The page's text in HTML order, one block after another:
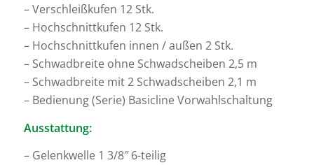
– Verschleißkufen 12 Stk.
– Hochschnittkufen 12 Stk.
– Hochschnittkufen innen / außen 2 Stk.
– Schwadbreite ohne Schwadscheiben 2,5 m
– Schwadbreite mit 2 Schwadscheiben 2,1 m
– Bedienung (Serie) Basicline Vorwahlschaltung
Ausstattung:
– Gelenkwelle 1 3/8″ 6-teilig